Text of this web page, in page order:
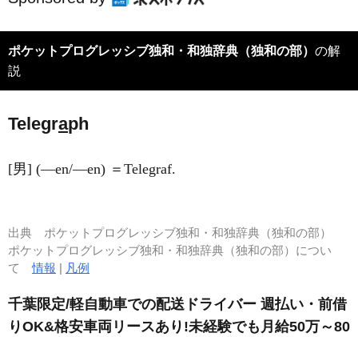
ポケットプログレッシブ独和・和独辞典（独和の部） の解
説
Telegraph
[男] (―en/―en) ＝Telegraf.
出典 ポケットプログレッシブ独和・和独辞典（独和の部）
ポケットプログレッシブ独和・和独辞典（独和の部）につい
て情報 | 凡例
千葉限定/軽自動車での配送ドライバー 週払い・前借
りOK&格安車両リースあり!未経験でも月給50万～80